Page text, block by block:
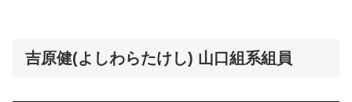
吉原健(よしわらたけし) 山口組系組員